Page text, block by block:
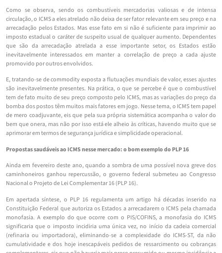
Como se observa, sendo os combustíveis mercadorias valiosas e de intensa
circulação, o ICMS a eles atrelado não deixa de ser fator relevante em seu preço e na
arrecadação pelos Estados. Mas esse fato em si não é suficiente para imprimir ao
imposto estadual o caráter de suspeito usual de qualquer aumento. Dependentes
que são da arrecadação atrelada a esse importante setor, os Estados estão
inevitavelmente interessados em manter a correlação de preço a cada ajuste
promovido por outros envolvidos.
E, tratando-se de commodity exposta a flutuações mundiais de valor, esses ajustes
são inevitavelmente presentes. Na prática, o que se percebe é que o combustível
tem de fato muito de seu preço composto pelo ICMS, mas as variações do preço da
bomba dos postos têm muitos mais fatores em jogo. Nesse tema, o ICMS tem papel
de mero coadjuvante, eis que pela sua própria sistemática acompanha o valor do
bem que onera, mas não por isso está ele alheio às críticas, havendo muito que se
aprimorar em termos de segurança jurídica e simplicidade operacional.
Propostas saudáveis ao ICMS nesse mercado: o bom exemplo do PLP 16
Ainda em fevereiro deste ano, quando a sombra de uma possível nova greve dos
caminhoneiros ganhou repercussão, o governo federal submeteu ao Congresso
Nacional o Projeto de Lei Complementar 16 (PLP 16).
Em apertada síntese, o PLP 16 regulamenta um artigo há décadas inserido na
Constituição Federal que autoriza os Estados a arrecadarem o ICMS pela chamada
monofasia. A exemplo do que ocorre com o PIS/COFINS, a monofasia do ICMS
significaria que o imposto incidiria uma única vez, no início da cadeia comercial
(refinaria ou importadora), eliminando-se a complexidade do ICMS-ST, da não
cumulatividade e dos hoje inescapáveis pedidos de ressarcimento ou cobranças